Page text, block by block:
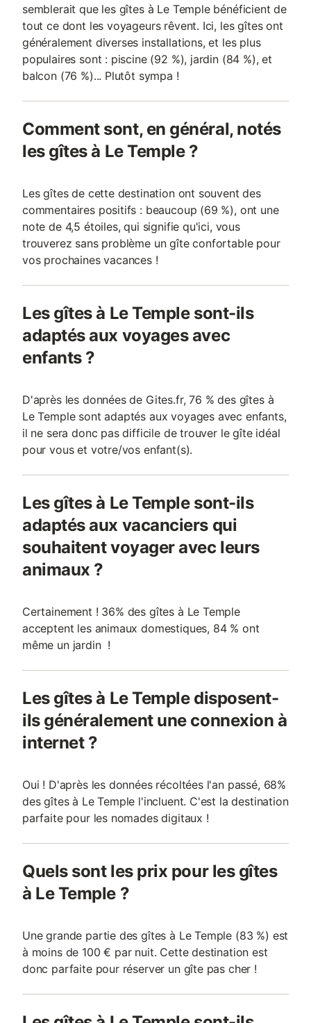
semblerait que les gîtes à Le Temple bénéficient de
tout ce dont les voyageurs rêvent. Ici, les gîtes ont
généralement diverses installations, et les plus
populaires sont : piscine (92 %), jardin (84 %), et
balcon (76 %)... Plutôt sympa !
Comment sont, en général, notés
les gîtes à Le Temple ?
Les gîtes de cette destination ont souvent des
commentaires positifs : beaucoup (69 %), ont une
note de 4,5 étoiles, qui signifie qu'ici, vous
trouverez sans problème un gîte confortable pour
vos prochaines vacances !
Les gîtes à Le Temple sont-ils
adaptés aux voyages avec
enfants ?
D'après les données de Gites.fr, 76 % des gîtes à
Le Temple sont adaptés aux voyages avec enfants,
il ne sera donc pas difficile de trouver le gîte idéal
pour vous et votre/vos enfant(s).
Les gîtes à Le Temple sont-ils
adaptés aux vacanciers qui
souhaitent voyager avec leurs
animaux ?
Certainement ! 36% des gîtes à Le Temple
acceptent les animaux domestiques, 84 % ont
même un jardin !
Les gîtes à Le Temple disposent-
ils généralement une connexion à
internet ?
Oui ! D'après les données récoltées l'an passé, 68%
des gîtes à Le Temple l'incluent. C'est la destination
parfaite pour les nomades digitaux !
Quels sont les prix pour les gîtes
à Le Temple ?
Une grande partie des gîtes à Le Temple (83 %) est
à moins de 100 € par nuit. Cette destination est
donc parfaite pour réserver un gîte pas cher !